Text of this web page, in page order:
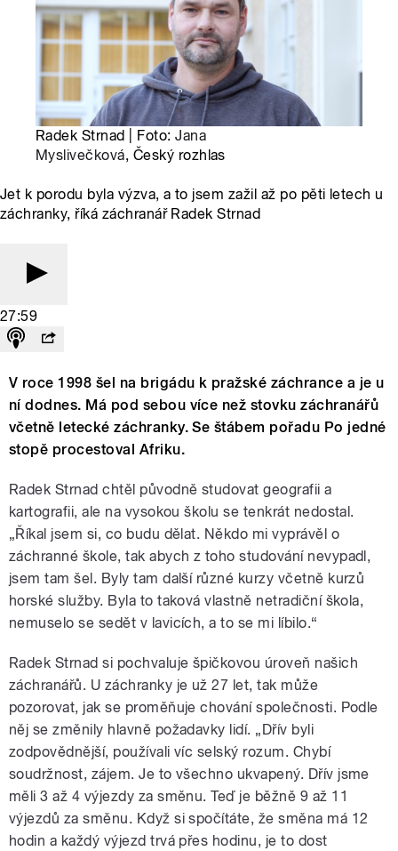
Radek Strnad | Foto:Jana
Myslivečková, Český rozhlas
Jet k porodu byla výzva, a to jsem zažil až po pěti letech u
záchranky, říká záchranář Radek Strnad
27:59
V roce 1998 šel na brigádu k pražské záchrance a je u
ní dodnes. Má pod sebou více než stovku záchranářů
včetně letecké záchranky. Se štábem pořadu Po jedné
stopě procestoval Afriku.
Radek Strnad chtěl původně studovat geografii a
kartografii, ale na vysokou školu se tenkrát nedostal.
„Říkal jsem si, co budu dělat. Někdo mi vyprávěl o
záchranné škole, tak abych z toho studování nevypadl,
jsem tam šel. Byly tam další různé kurzy včetně kurzů
horské služby. Byla to taková vlastně netradiční škola,
nemuselo se sedět v lavicích, a to se mi líbilo.“
Radek Strnad si pochvaluje špičkovou úroveň našich
záchranářů. U záchranky je už 27 let, tak může
pozorovat, jak se proměňuje chování společnosti. Podle
něj se změnily hlavně požadavky lidí. „Dřív byli
zodpovědnější, používali víc selský rozum. Chybí
soudržnost, zájem. Je to všechno ukvapený. Dřív jsme
měli 3 až 4 výjezdy za směnu. Teď je běžně 9 až 11
výjezdů za směnu. Když si spočítáte, že směna má 12
hodin a každý výjezd trvá přes hodinu, je to dost